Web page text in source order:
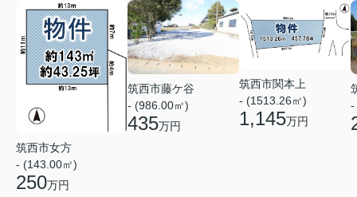
筑西市女方
- (143.00㎡)
250万円
筑西市藤ケ谷
- (986.00㎡)
435万円
筑西市関本上
- (1513.26㎡)
1,145万円
-